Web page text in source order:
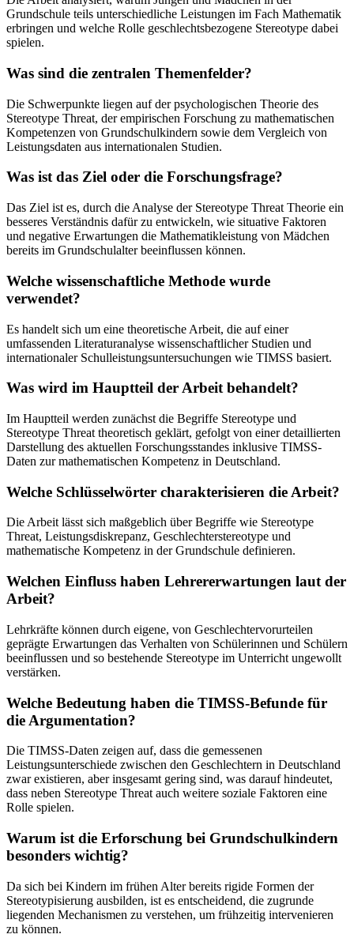
Grundschule teils unterschiedliche Leistungen im Fach Mathematik
erbringen und welche Rolle geschlechtsbezogene Stereotype dabei
spielen.
Was sind die zentralen Themenfelder?
Die Schwerpunkte liegen auf der psychologischen Theorie des
Stereotype Threat, der empirischen Forschung zu mathematischen
Kompetenzen von Grundschulkindern sowie dem Vergleich von
Leistungsdaten aus internationalen Studien.
Was ist das Ziel oder die Forschungsfrage?
Das Ziel ist es, durch die Analyse der Stereotype Threat Theorie ein
besseres Verständnis dafür zu entwickeln, wie situative Faktoren
und negative Erwartungen die Mathematikleistung von Mädchen
bereits im Grundschulalter beeinflussen können.
Welche wissenschaftliche Methode wurde
verwendet?
Es handelt sich um eine theoretische Arbeit, die auf einer
umfassenden Literaturanalyse wissenschaftlicher Studien und
internationaler Schulleistungsuntersuchungen wie TIMSS basiert.
Was wird im Hauptteil der Arbeit behandelt?
Im Hauptteil werden zunächst die Begriffe Stereotype und
Stereotype Threat theoretisch geklärt, gefolgt von einer detaillierten
Darstellung des aktuellen Forschungsstandes inklusive TIMSS-
Daten zur mathematischen Kompetenz in Deutschland.
Welche Schlüsselwörter charakterisieren die Arbeit?
Die Arbeit lässt sich maßgeblich über Begriffe wie Stereotype
Threat, Leistungsdiskrepanz, Geschlechterstereotype und
mathematische Kompetenz in der Grundschule definieren.
Welchen Einfluss haben Lehrererwartungen laut der
Arbeit?
Lehrkräfte können durch eigene, von Geschlechtervorurteilen
geprägte Erwartungen das Verhalten von Schülerinnen und Schülern
beeinflussen und so bestehende Stereotype im Unterricht ungewollt
verstärken.
Welche Bedeutung haben die TIMSS-Befunde für
die Argumentation?
Die TIMSS-Daten zeigen auf, dass die gemessenen
Leistungsunterschiede zwischen den Geschlechtern in Deutschland
zwar existieren, aber insgesamt gering sind, was darauf hindeutet,
dass neben Stereotype Threat auch weitere soziale Faktoren eine
Rolle spielen.
Warum ist die Erforschung bei Grundschulkindern
besonders wichtig?
Da sich bei Kindern im frühen Alter bereits rigide Formen der
Stereotypisierung ausbilden, ist es entscheidend, die zugrunde
liegenden Mechanismen zu verstehen, um frühzeitig intervenieren
zu können.